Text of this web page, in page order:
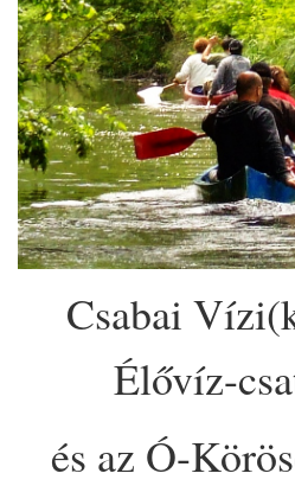
Csabai
Élővíz-
és az Ó-